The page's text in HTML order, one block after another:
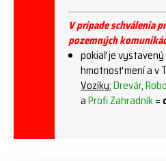
V prípade schválenia
pozemných
pokiaľ je vystavený
hmotnosť mení a v
Vozíky:Drevár,
aProfi Zahradník=